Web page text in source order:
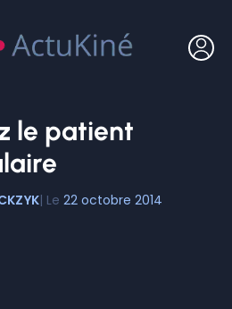
le patient
22 octobre 2014